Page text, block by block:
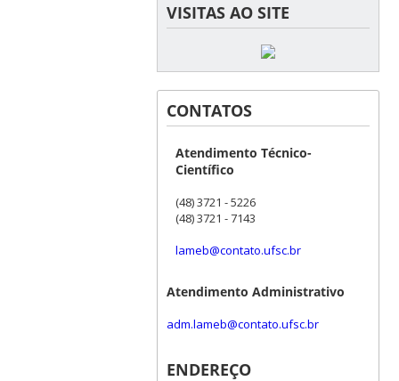
VISITAS AO SITE
CONTATOS
Atendimento Técnico-
Científico
(48) 3721 - 5226
(48) 3721 - 7143
lameb@contato.ufsc.br
Atendimento Administrativo
adm.lameb@contato.ufsc.br
ENDEREÇO